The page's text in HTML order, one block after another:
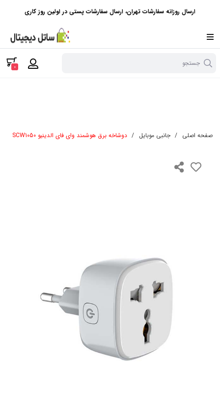
ارسال روزانه سفارشات تهران، ارسال سفارشات پستی در اولین روز کاری
جستجو 0
صفحه اصلی / جانبی موبایل / دوشاخه برق هوشمند وای فای الدینیو SCW1050